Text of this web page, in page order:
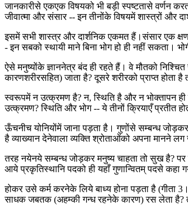
जानकारीसे एकएक विषयको भी बड़ी स्पष्टतासे वर्णन
जीवात्मा और संसार -- इन तीनोंके विषयमें शास्त्रों और
इसमें सभी शास्त्र और दार्शनिक एकमत हैं।संसार एक
- इन सबको स्थायी माने बिना भोग हो ही नहीं सकता।
ऐसे मनुष्योंके ज्ञाननेत्र बंद ही रहते हैं। वे मौतको
कारणशरीरसहित) जाता है? दूसरे शरीरको प्राप्त होता
स्वरूपमें न उत्क्रमण है? न, स्थिति है और न भोक्तापन ही
उत्क्रमण? स्थिति और भोग -- ये तीनों क्रियाएँ प्रतीत
ऊँचनीच योनियोंमें जाना पड़ता है। गुणोंसे सम्बन्ध
है व्याख्यान देनेवाला व्यक्ति श्रोताओंको अपना मानने
तरह नयेनये सम्बन्ध जोड़कर मनुष्य चाहता तो सुख है?
आये प्रकृतिस्थानि पदको ही यहाँ गुणान्वितम् पदसे कहा
होकर उसे कर्म करनेके लिये बाध्य होना पड़ता है (गीता
साधक जबतक (अहम्की गन्ध रहनेके कारण) रस लेता है?